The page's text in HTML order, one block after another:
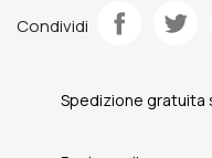
Condividi
Spedizione gratuita